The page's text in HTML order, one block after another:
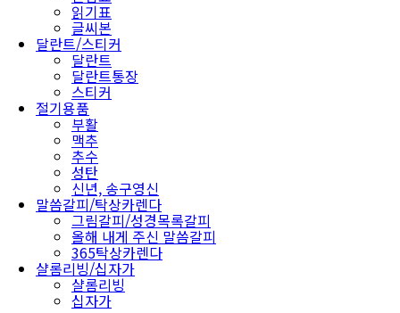
읽기표
글씨본
달란트/스티커
달란트
달란트통장
스티커
절기용품
부활
맥추
추수
성탄
신년, 송구영신
말씀갈피/탁상카렌다
그림갈피/성경목록갈피
올해 내게 주신 말씀갈피
365탁상카렌다
샬롬리빙/십자가
샬롬리빙
십자가